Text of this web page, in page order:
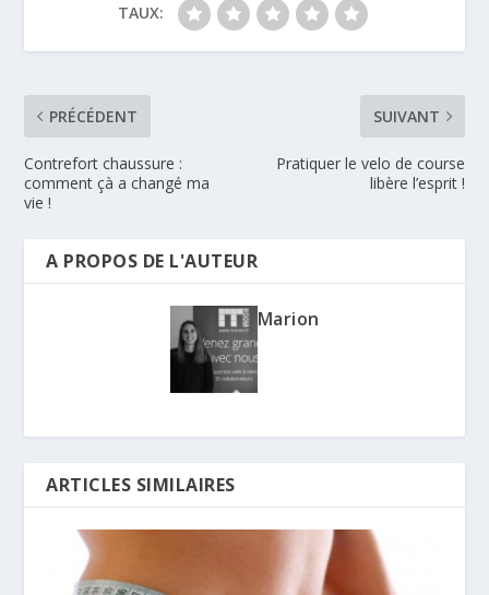
TAUX:
PRÉCÉDENT
Contrefort chaussure :
comment çà a changé ma
vie !
SUIVANT
Pratiquer le velo de course
libère l’esprit !
A PROPOS DE L'AUTEUR
Marion
ARTICLES SIMILAIRES